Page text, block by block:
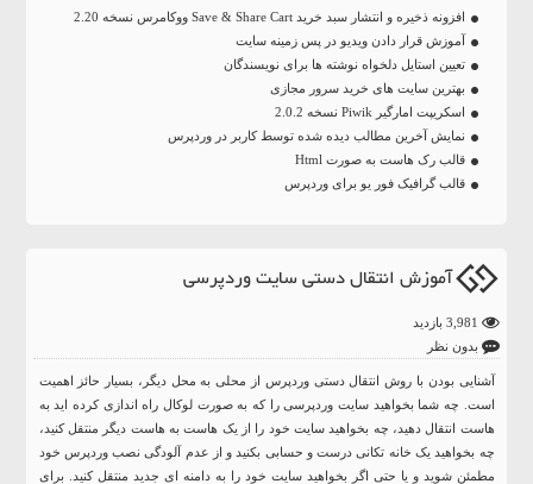
افزونه ذخیره و انتشار سبد خرید Save & Share Cart ووکامرس نسخه 2.20
آموزش قرار دادن ویدیو در پس زمینه سایت
تعیین استایل دلخواه نوشته ها برای نویسندگان
بهترین سایت‌ های خرید سرور مجازی
اسکریپت امارگیر Piwik نسخه 2.0.2
نمایش آخرین مطالب دیده شده توسط کاربر در وردپرس
قالب رک هاست به صورت Html
قالب گرافیک فور یو برای وردپرس
آموزش انتقال دستی سایت وردپرسی
بدون نظر
آشنایی بودن با روش انتقال دستی وردپرس از محلی به محل دیگر، بسیار حائز اهمیت
است. چه شما بخواهید سایت وردپرسی را که به صورت لوکال راه اندازی کرده اید به
هاست انتقال دهید، چه بخواهید سایت خود را از یک هاست به هاست دیگر منتقل کنید،
چه بخواهید یک خانه تکانی درست و حسابی بکنید و از عدم آلودگی نصب وردپرس خود
مطمئن شوید و یا حتی اگر بخواهید سایت خود را به دامنه ای جدید منتقل کنید. برای